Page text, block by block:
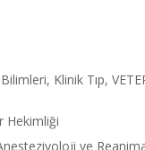
Klinik Tıp,
Hekimliği
ve